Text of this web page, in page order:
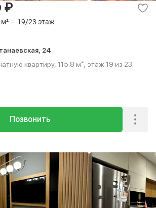
— 19/23 этаж
₽
24
квартиру, 115.8 м², этаж 19 из 23.
Позвонить